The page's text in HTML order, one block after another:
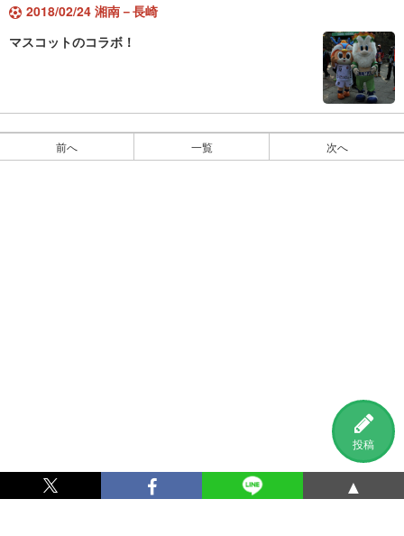
投稿
2018/02/24 湘南－長崎
マスコットのコラボ！
前へ 一覧 次へ
▲